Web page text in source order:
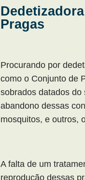
Pragas
Procurando por
como o Conjunto de
sobrados datados
abandono dessas
mosquitos, e outros,
A falta de um
reprodução dessas